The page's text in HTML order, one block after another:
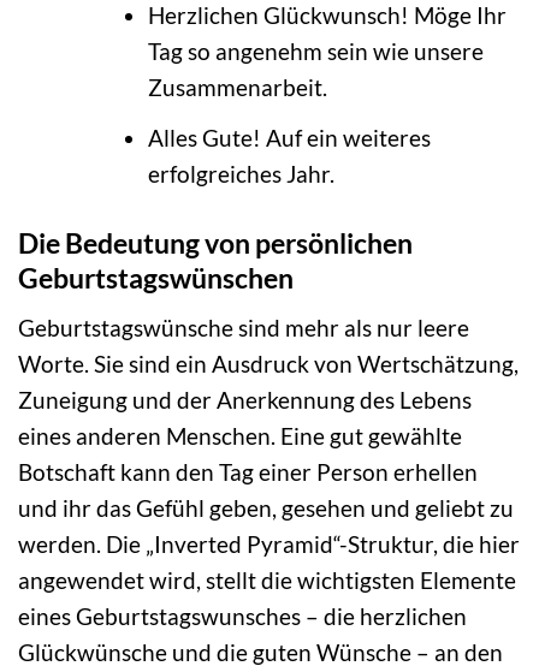
Herzlichen Glückwunsch! Möge Ihr
Tag so angenehm sein wie unsere
Zusammenarbeit.
Alles Gute! Auf ein weiteres
erfolgreiches Jahr.
Die Bedeutung von persönlichen
Geburtstagswünschen
Geburtstagswünsche sind mehr als nur leere
Worte. Sie sind ein Ausdruck von Wertschätzung,
Zuneigung und der Anerkennung des Lebens
eines anderen Menschen. Eine gut gewählte
Botschaft kann den Tag einer Person erhellen
und ihr das Gefühl geben, gesehen und geliebt zu
werden. Die „Inverted Pyramid“-Struktur, die hier
angewendet wird, stellt die wichtigsten Elemente
eines Geburtstagswunsches – die herzlichen
Glückwünsche und die guten Wünsche – an den